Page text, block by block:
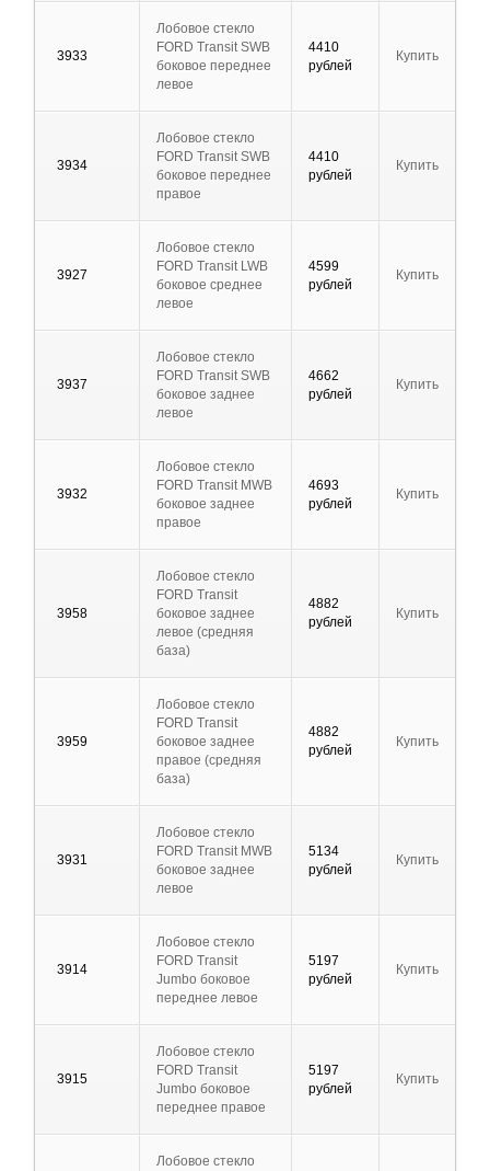
3933
Лобовое стекло
FORD Transit SWB
боковое переднее
левое
4410
рублей
Купить
3934
Лобовое стекло
FORD Transit SWB
боковое переднее
правое
4410
рублей
Купить
3927
Лобовое стекло
FORD Transit LWB
боковое среднее
левое
4599
рублей
Купить
3937
Лобовое стекло
FORD Transit SWB
боковое заднее
левое
4662
рублей
Купить
3932
Лобовое стекло
FORD Transit MWB
боковое заднее
правое
4693
рублей
Купить
3958
Лобовое стекло
FORD Transit
боковое заднее
левое (средняя
база)
4882
рублей
Купить
3959
Лобовое стекло
FORD Transit
боковое заднее
правое (средняя
база)
4882
рублей
Купить
3931
Лобовое стекло
FORD Transit MWB
боковое заднее
левое
5134
рублей
Купить
3914
Лобовое стекло
FORD Transit
Jumbo боковое
переднее левое
5197
рублей
Купить
3915
Лобовое стекло
FORD Transit
Jumbo боковое
переднее правое
5197
рублей
Купить
Лобовое стекло